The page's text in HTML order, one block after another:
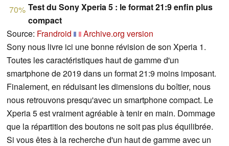
70% Test du Sony Xperia 5 : le format 21:9 enfin plus
compact
Source: Frandroid
Archive.org version
Sony nous livre ici une bonne révision de son Xperia 1.
Toutes les caractéristiques haut de gamme d'un
smartphone de 2019 dans un format 21:9 moins imposant.
Finalement, en réduisant les dimensions du boîtier, nous
nous retrouvons presqu'avec un smartphone compact. Le
Xperia 5 est vraiment agréable à tenir en main. Dommage
que la répartition des boutons ne soit pas plus équilibrée.
Si vous êtes à la recherche d'un haut de gamme avec un